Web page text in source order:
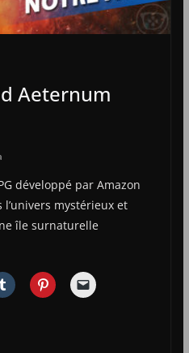
Aeternum
développé par Amazon
mystérieux et
île surnaturelle